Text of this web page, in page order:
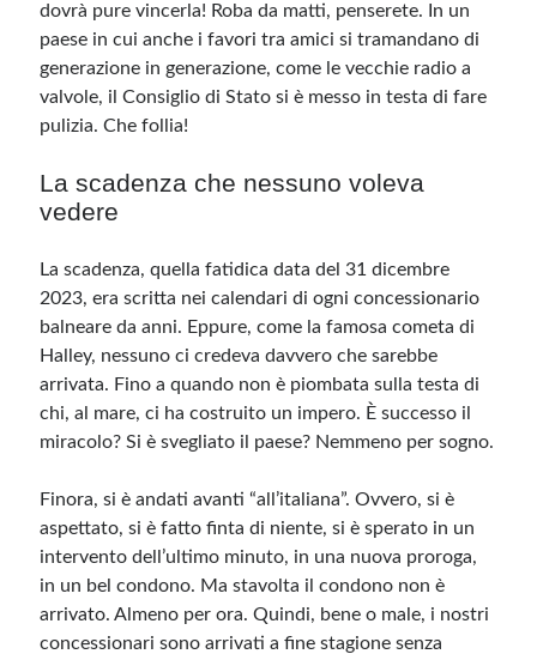
dovrà pure vincerla! Roba da matti, penserete. In un
paese in cui anche i favori tra amici si tramandano di
generazione in generazione, come le vecchie radio a
valvole, il Consiglio di Stato si è messo in testa di fare
pulizia. Che follia!
La scadenza che nessuno voleva
vedere
La scadenza, quella fatidica data del 31 dicembre
2023, era scritta nei calendari di ogni concessionario
balneare da anni. Eppure, come la famosa cometa di
Halley, nessuno ci credeva davvero che sarebbe
arrivata. Fino a quando non è piombata sulla testa di
chi, al mare, ci ha costruito un impero. È successo il
miracolo? Si è svegliato il paese? Nemmeno per sogno.
Finora, si è andati avanti “all’italiana”. Ovvero, si è
aspettato, si è fatto finta di niente, si è sperato in un
intervento dell’ultimo minuto, in una nuova proroga,
in un bel condono. Ma stavolta il condono non è
arrivato. Almeno per ora. Quindi, bene o male, i nostri
concessionari sono arrivati a fine stagione senza